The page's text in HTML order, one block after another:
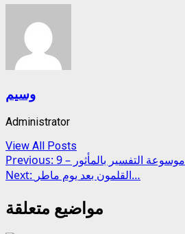
وسيم
Administrator
View All Posts
Post
navigation
Previous:
موسوعة التفسير بالمأثور – 9
Next:
القلمون بعد يوم ماطر…
مواضيع متعلقة